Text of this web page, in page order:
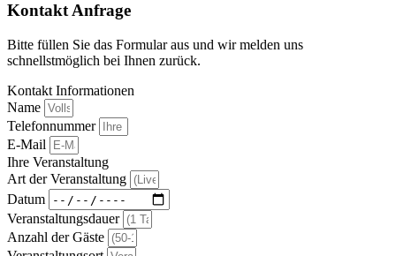
Kontakt Anfrage
Bitte füllen Sie das Formular aus und wir melden uns
schnellstmöglich bei Ihnen zurück.
Kontakt Informationen
Name
Telefonnummer
E-Mail
Ihre Veranstaltung
Art der Veranstaltung
Datum
Veranstaltungsdauer
Anzahl der Gäste